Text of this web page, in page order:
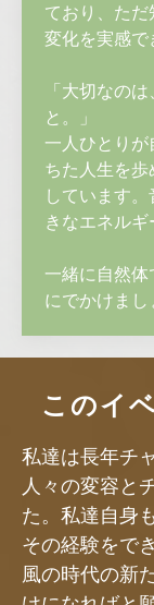
ており、た
変化を実感で
「大切なの
と。」
一人ひとり
ちた人生を
しています
きなエネルギ
一緒に自然
にでかけまし
このイ
私達は長年チ
人々の変容と
た。私達自身
その経験をで
風の時代の新